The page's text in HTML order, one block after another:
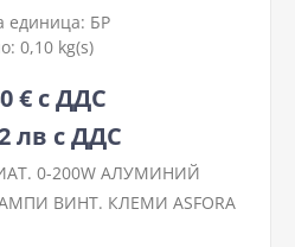
единица: БР
0,10 kg(s)
€ с ДДС
лв с ДДС
0-200W АЛУМИНИЙ
ВИНТ. КЛЕМИ ASFORA